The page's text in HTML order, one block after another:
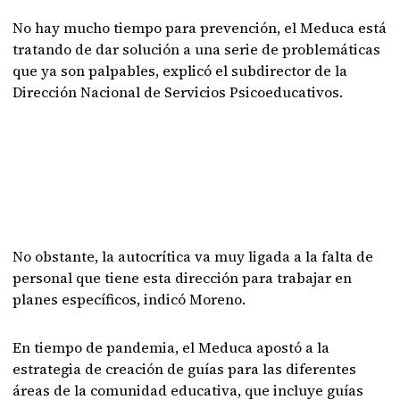
No hay mucho tiempo para prevención, el Meduca está
tratando de dar solución a una serie de problemáticas
que ya son palpables, explicó el subdirector de la
Dirección Nacional de Servicios Psicoeducativos.
No obstante, la autocrítica va muy ligada a la falta de
personal que tiene esta dirección para trabajar en
planes específicos, indicó Moreno.
En tiempo de pandemia, el Meduca apostó a la
estrategia de creación de guías para las diferentes
áreas de la comunidad educativa, que incluye guías